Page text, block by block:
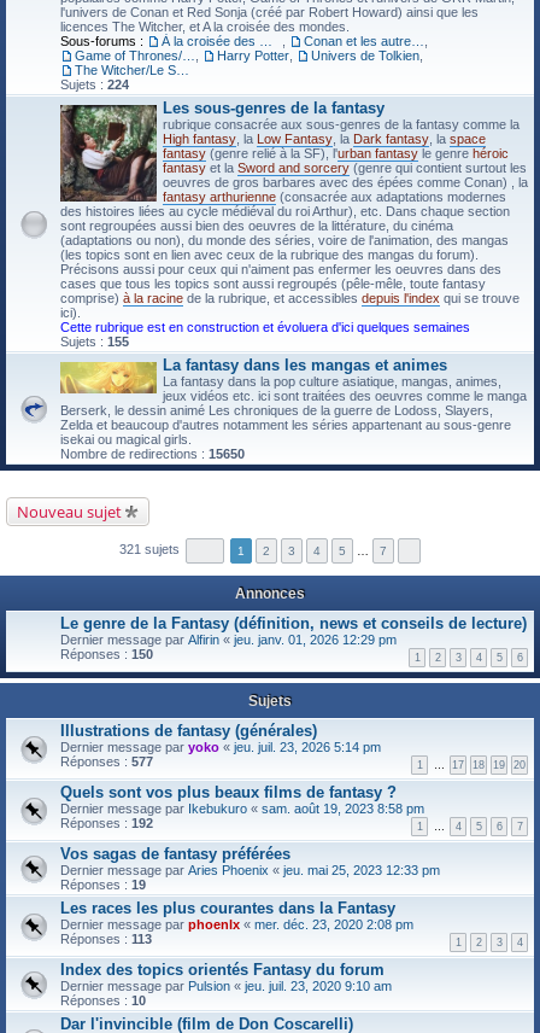
l'univers de Conan et Red Sonja (créé par Robert Howard) ainsi que les
licences The Witcher, et A la croisée des mondes.
Sous-forums :
Harry Potter Univers de Tolkien
Sujets : 224
Les sous-genres de la fantasy
rubrique consacrée aux sous-genres de la fantasy comme la
High fantasy , la Low Fantasy , la Dark fantasy , la space
fantasy (genre relié à la SF), l'urban fantasy le genre héroic
fantasy et la Sword and sorcery (genre qui contient surtout les
oeuvres de gros barbares avec des épées comme Conan) , la
fantasy arthurienne (consacrée aux adaptations modernes
des histoires liées au cycle médiéval du roi Arthur), etc. Dans chaque section
sont regroupées aussi bien des oeuvres de la littérature, du cinéma
(adaptations ou non), du monde des séries, voire de l'animation, des mangas
(les topics sont en lien avec ceux de la rubrique des mangas du forum).
Précisons aussi pour ceux qui n'aiment pas enfermer les oeuvres dans des
cases que tous les topics sont aussi regroupés (pêle-mêle, toute fantasy
comprise) à la racine de la rubrique, et accessibles depuis l'index qui se trouve
ici).
Cette rubrique est en construction et évoluera d'ici quelques semaines
Sujets : 155
La fantasy dans les mangas et animes
La fantasy dans la pop culture asiatique, mangas, animes,
jeux vidéos etc. ici sont traitées des oeuvres comme le manga
Berserk, le dessin animé Les chroniques de la guerre de Lodoss, Slayers,
Zelda et beaucoup d'autres notamment les séries appartenant au sous-genre
isekai ou magical girls.
Nombre de redirections : 15650
Nouveau sujet
321 sujets 1 2 3 4 5 7
Annonces
Le genre de la Fantasy (définition, news et conseils de lecture)
Dernier message par Alfirin « jeu. janv. 01, 2026 12:29 pm
Réponses : 150 1 2 3 4 5 6
Sujets
Illustrations de fantasy (générales)
Dernier message par yoko « jeu. juil. 23, 2026 5:14 pm
Réponses : 577 1 … 17 18 19 20
Quels sont vos plus beaux films de fantasy ?
Dernier message par Ikebukuro « sam. août 19, 2023 8:58 pm
Réponses : 192 1 … 4 5 6 7
Vos sagas de fantasy préférées
Dernier message par Aries Phoenix « jeu. mai 25, 2023 12:33 pm
Réponses : 19
Les races les plus courantes dans la Fantasy
Dernier message par phoenlx « mer. déc. 23, 2020 2:08 pm
Réponses : 113 1 2 3 4
Index des topics orientés Fantasy du forum
Dernier message par Pulsion « jeu. juil. 23, 2020 9:10 am
Réponses : 10
Dar l'invincible (film de Don Coscarelli)